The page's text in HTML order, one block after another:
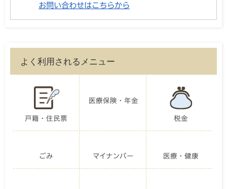
お問い合わせはこちらから
よく利用されるメニュー
戸籍・住民票
医療保険・年金
税金
ごみ マイナンバー 医療・健康